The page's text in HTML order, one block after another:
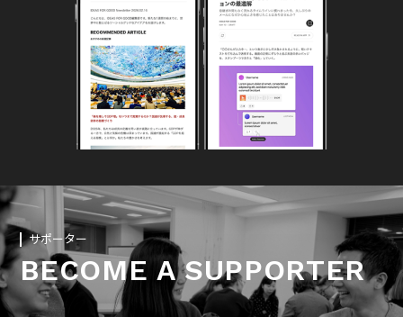
サポーター
BECOME A SUPPORTER